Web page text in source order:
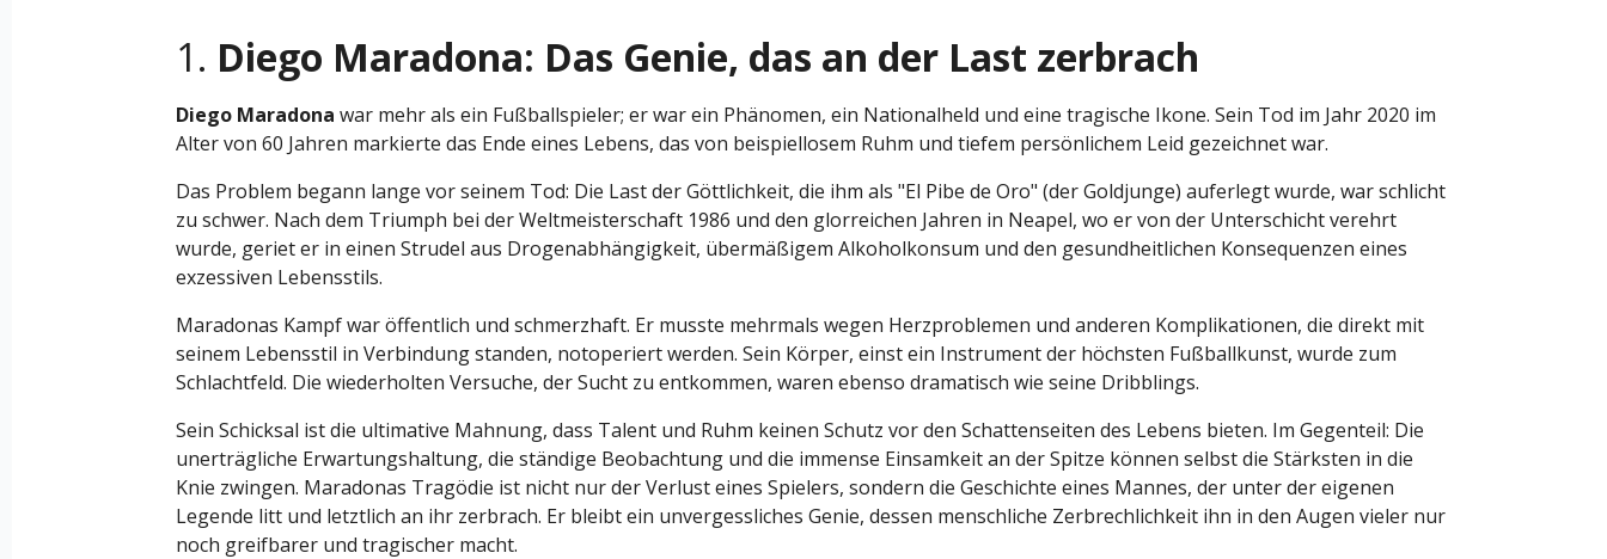
1. Diego Maradona: Das Genie, das an der Last zerbrach
Diego Maradona war mehr als ein Fußballspieler; er war ein Phänomen, ein Nationalheld und eine tragische Ikone. Sein Tod im Jahr 2020 im
Alter von 60 Jahren markierte das Ende eines Lebens, das von beispiellosem Ruhm und tiefem persönlichem Leid gezeichnet war.
Das Problem begann lange vor seinem Tod: Die Last der Göttlichkeit, die ihm als "El Pibe de Oro" (der Goldjunge) auferlegt wurde, war schlicht
zu schwer. Nach dem Triumph bei der Weltmeisterschaft 1986 und den glorreichen Jahren in Neapel, wo er von der Unterschicht verehrt
wurde, geriet er in einen Strudel aus Drogenabhängigkeit, übermäßigem Alkoholkonsum und den gesundheitlichen Konsequenzen eines
exzessiven Lebensstils.
Maradonas Kampf war öffentlich und schmerzhaft. Er musste mehrmals wegen Herzproblemen und anderen Komplikationen, die direkt mit
seinem Lebensstil in Verbindung standen, notoperiert werden. Sein Körper, einst ein Instrument der höchsten Fußballkunst, wurde zum
Schlachtfeld. Die wiederholten Versuche, der Sucht zu entkommen, waren ebenso dramatisch wie seine Dribblings.
Sein Schicksal ist die ultimative Mahnung, dass Talent und Ruhm keinen Schutz vor den Schattenseiten des Lebens bieten. Im Gegenteil: Die
unerträgliche Erwartungshaltung, die ständige Beobachtung und die immense Einsamkeit an der Spitze können selbst die Stärksten in die
Knie zwingen. Maradonas Tragödie ist nicht nur der Verlust eines Spielers, sondern die Geschichte eines Mannes, der unter der eigenen
Legende litt und letztlich an ihr zerbrach. Er bleibt ein unvergessliches Genie, dessen menschliche Zerbrechlichkeit ihn in den Augen vieler nur
noch greifbarer und tragischer macht.